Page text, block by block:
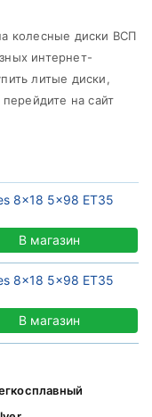
колесные диски ВСП
интернет-
литые диски,
на сайт
8x18 5x98 ET35
В магазин
8x18 5x98 ET35
В магазин
Подобрать